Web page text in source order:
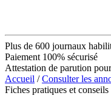
Plus de 600 journaux
Paiement 100% sécurisé
Attestation de parution
Accueil /Consulter les
Fiches pratiques et conseils